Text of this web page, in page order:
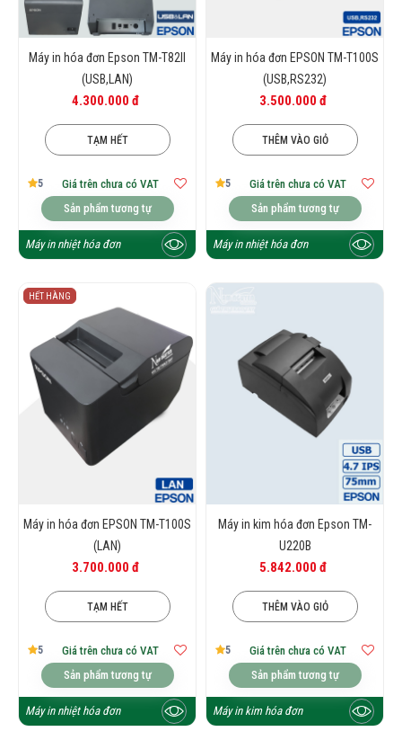
Máy in hóa đơn Epson TM-T82II
(USB,LAN)
4.300.000 đ
TẠM HẾT
5
Giá trên chưa có VAT
Sản phẩm tương tự
Máy in nhiệt hóa đơn
Máy in hóa đơn EPSON TM-T100S
(USB,RS232)
3.500.000 đ
THÊM VÀO GIỎ
5
Giá trên chưa có VAT
Sản phẩm tương tự
Máy in nhiệt hóa đơn
HẾT HÀNG
Máy in hóa đơn EPSON TM-T100S
(LAN)
3.700.000 đ
TẠM HẾT
5
Giá trên chưa có VAT
Sản phẩm tương tự
Máy in nhiệt hóa đơn
Máy in kim hóa đơn Epson TM-
U220B
5.842.000 đ
THÊM VÀO GIỎ
5
Giá trên chưa có VAT
Sản phẩm tương tự
Máy in kim hóa đơn